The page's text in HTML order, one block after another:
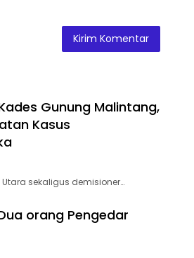
Gunung Malintang,
Kasus
sekaligus demisioner…
orang Pengedar